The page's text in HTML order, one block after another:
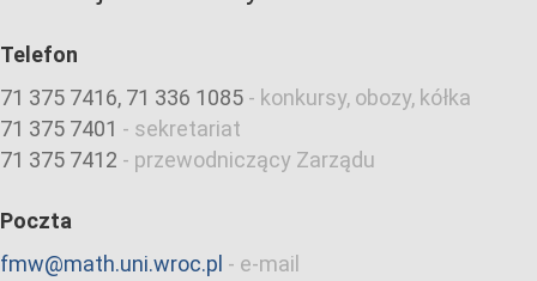
Telefon
71 375 7416, 71 336 1085 - konkursy, obozy, kółka
71 375 7401 - sekretariat
71 375 7412 - przewodniczący Zarządu
Poczta
fmw@math.uni.wroc.pl - e-mail